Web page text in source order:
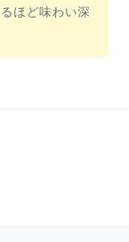
ほど味わい深